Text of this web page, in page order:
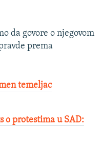
da govore o njegovom
prema
temeljac
o protestima u SAD: